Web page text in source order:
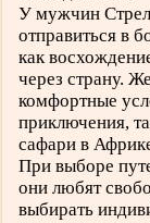
У мужчин
отправиться в
как
через страну.
комфортные
приключения,
сафари в
При выборе
они любят
выбирать